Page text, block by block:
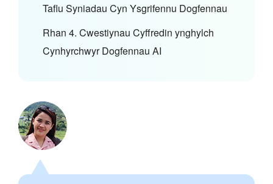
Taflu Syniadau Cyn Ysgrifennu Dogfennau
Rhan 4. Cwestiynau Cyffredin ynghylch
Cynhyrchwyr Dogfennau AI